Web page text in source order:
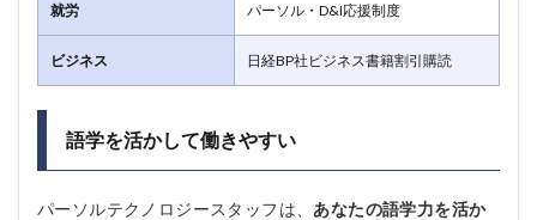
就労 パーソル・D&I応援制度
ビジネス 日経BP社ビジネス書籍割引購読
語学を活かして働きやすい
パーソルテクノロジースタッフは、 あなたの語学力を活か